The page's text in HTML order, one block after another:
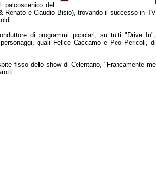
palcoscenico del
Renato e Claudio Bisio), trovando il successo in TV
di programmi popolari, su tutti "Drive In",
quali Felice Caccamo e Peo Pericoli, di
fisso dello show di Celentano, "Francamente me